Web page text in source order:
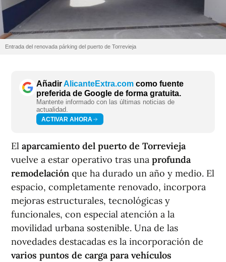
Entrada del renovada párking del puerto de Torrevieja
AñadirAlicanteExtra.com como fuente
preferida de Google de forma gratuita.
Mantente informado con las últimas noticias de
actualidad.
ACTIVAR AHORA
El aparcamiento del puerto de Torrevieja
vuelve a estar operativo tras una profunda
remodelación que ha durado un año y medio. El
espacio, completamente renovado, incorpora
mejoras estructurales, tecnológicas y
funcionales, con especial atención a la
movilidad urbana sostenible. Una de las
novedades destacadas es la incorporación de
varios puntos de carga para vehículos